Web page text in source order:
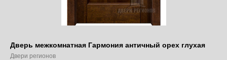
Дверь межкомнатная Гармония античный орех глухая
Двери регионов